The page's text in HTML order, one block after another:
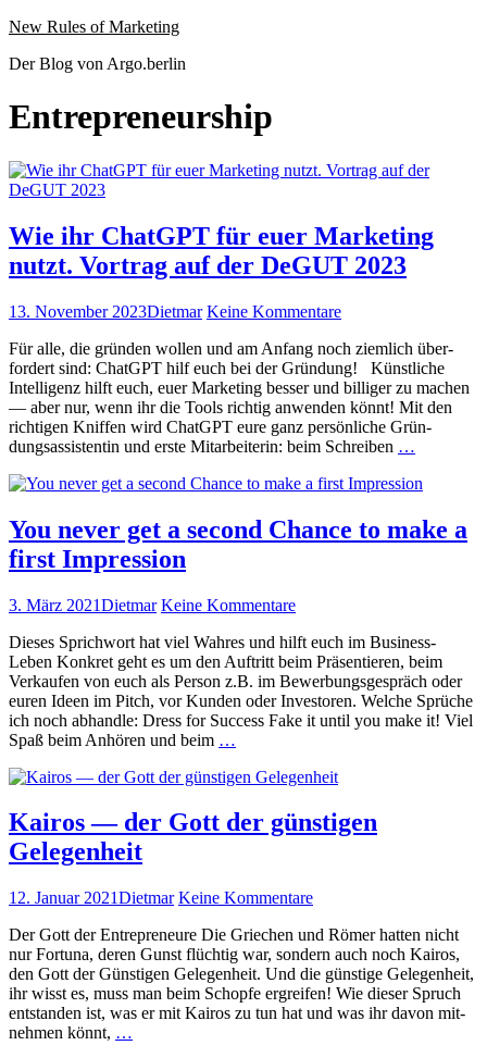
Website
geladen
Zum
springen
New Rules of Marketing
Der Blog von Argo.berlin
Entrepreneurship
Wie ihr ChatGPT für euer Marketing
nutzt. Vortrag auf der DeGUT 2023
Veröffentlicht
13. November 2023Autor
Dietmar Keine Kommentarezu
ihr
ChatGPT
für
euer
Marketing
nutzt.
auf
DeGUT 2023
Für alle, die grün­den wollen und am Anfang noch ziem­lich über­
fordert sind: Chat­G­PT hilf euch bei der Grün­dung! Kün­stliche
Intel­li­genz hil­ft euch, euer Mar­ket­ing bess­er und bil­liger zu machen
— aber nur, wenn ihr die Tools richtig anwen­den kön­nt! Mit den
richti­gen Knif­f­en wird Chat­G­PT eure ganz per­sön­liche Grün­
dungsas­sis­tentin und erste Mitar­bei­t­erin: beim Schreiben …
Chat­
PT
für
nutzt.
Vor­
trag
auf
der
You never get a second Chance to make a
first Impression
Veröffentlicht
3. März 2021Autor
Dietmar Keine Kommentarezu
never
get
a
second
Chance
a
Impression
Dieses Sprich­wort hat viel Wahres und hil­ft euch im Busi­ness-
Leben Konkret geht es um den Auftritt beim Präsen­tieren, beim
Verkaufen von euch als Per­son z.B. im Bewer­bungs­ge­spräch oder
euren Ideen im Pitch, vor Kun­den oder Inve­storen. Welche Sprüche
ich noch abhan­dle: Dress for Suc­cess Fake it until you make it! Viel
Spaß beim Anhören und beim …
er
a
sec­
to
a
first
Impres­
sion
weiterlesen
Kairos — der Gott der günstigen
Gelegenheit
Veröffentlicht
12. Januar 2021Autor
Dietmar Keine Kommentarezu
—
der
Gott
der
günstigen
Der Gott der Entre­pre­neure Die Griechen und Römer hat­ten nicht
nur For­tu­na, deren Gun­st flüchtig war, son­dern auch noch Kairos,
den Gott der Gün­sti­gen Gele­gen­heit. Und die gün­stige Gele­gen­heit,
ihr wisst es, muss man beim Schopfe ergreifen! Wie dieser Spruch
ent­standen ist, was er mit Kairos zu tun hat und was ihr davon mit­
nehmen kön­nt, …